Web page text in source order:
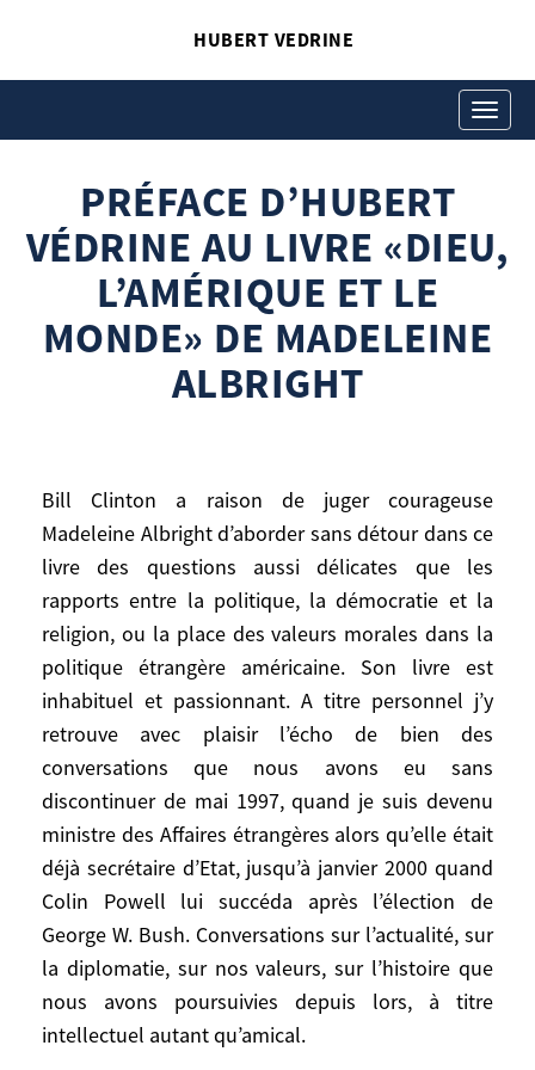
HUBERT VEDRINE
Toggle
PRÉFACE D’HUBERT
VÉDRINE AU LIVRE «DIEU,
L’AMÉRIQUE ET LE
MONDE» DE MADELEINE
ALBRIGHT
Bill Clinton a raison de juger courageuse
Madeleine Albright d’aborder sans détour dans ce
livre des questions aussi délicates que les
rapports entre la politique, la démocratie et la
religion, ou la place des valeurs morales dans la
politique étrangère américaine. Son livre est
inhabituel et passionnant. A titre personnel j’y
retrouve avec plaisir l’écho de bien des
conversations que nous avons eu sans
discontinuer de mai 1997, quand je suis devenu
ministre des Affaires étrangères alors qu’elle était
déjà secrétaire d’Etat, jusqu’à janvier 2000 quand
Colin Powell lui succéda après l’élection de
George W. Bush. Conversations sur l’actualité, sur
la diplomatie, sur nos valeurs, sur l’histoire que
nous avons poursuivies depuis lors, à titre
intellectuel autant qu’amical.
PRÉFACE D’HUBERT
VÉDRINE AU LIVRE «DIEU,
MONDE» DE MADELEINE
ALBRIGHT
Hubert Vedrine
l’Amérique et le monde» de Madeleine
Albright
Madeleine Albright d’aborder sans détour
dans ce livre des questions aussi délicates
que les rapports entre la politique, la
démocratie et la religion, ou la place des
valeurs morales dans la politique
étrangère américaine. Son livre est
inhabituel et passionnant. A titre
personnel j’y retrouve avec plaisir l’écho de
bien des conversations que nous avons eu
sans discontinuer de mai 1997, quand je
suis devenu ministre des Affaires
étrangères alors qu’elle était déjà
secrétaire d’Etat, jusqu’à janvier 2000
quand Colin Powell lui succéda après
l’élection de George W. Bush.
Conversations sur l’actualité, sur la
diplomatie, sur nos valeurs, sur l’histoire
que nous avons poursuivies depuis lors, à
titre intellectuel autant qu’amical.